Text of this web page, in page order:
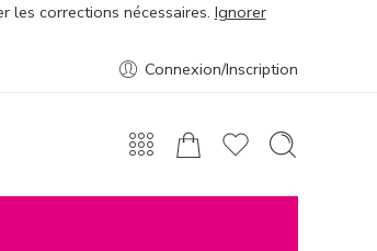
les corrections nécessaires. Ignorer
Connexion/Inscription